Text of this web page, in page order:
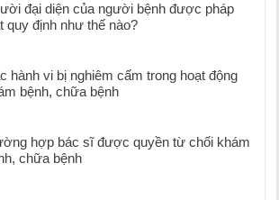
đại diện của người bệnh được pháp
quy định như thế nào?
hành vi bị nghiêm cấm trong hoạt động
bệnh, chữa bệnh
hợp bác sĩ được quyền từ chối khám
chữa bệnh